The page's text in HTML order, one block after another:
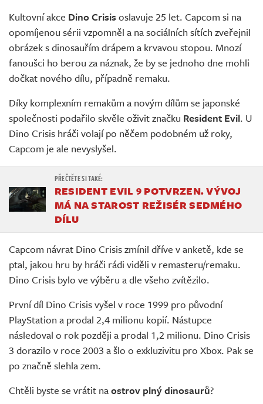
Živě
Kultovní akce Dino Crisis oslavuje 25 let. Capcom si na
opomíjenou sérii vzpomněl a na sociálních sítích zveřejnil
obrázek s dinosauřím drápem a krvavou stopou. Mnozí
fanoušci ho berou za náznak, že by se jednoho dne mohli
dočkat nového dílu, případně remaku.
Díky komplexním remakům a novým dílům se japonské
společnosti podařilo skvěle oživit značku Resident Evil. U
Dino Crisis hráči volají po něčem podobném už roky,
Capcom je ale nevyslyšel.
RESIDENT EVIL 9 POTVRZEN. VÝVOJ
MÁ NA STAROST REŽISÉR SEDMÉHO
DÍLU
Capcom návrat Dino Crisis zmínil dříve v anketě, kde se
ptal, jakou hru by hráči rádi viděli v remasteru/remaku.
Dino Crisis bylo ve výběru a dle všeho zvítězilo.
První díl Dino Crisis vyšel v roce 1999 pro původní
PlayStation a prodal 2,4 milionu kopií. Nástupce
následoval o rok později a prodal 1,2 milionu. Dino Crisis
3 dorazilo v roce 2003 a šlo o exkluzivitu pro Xbox. Pak se
po značně slehla zem.
Chtěli byste se vrátit naostrov plný dinosaurů?